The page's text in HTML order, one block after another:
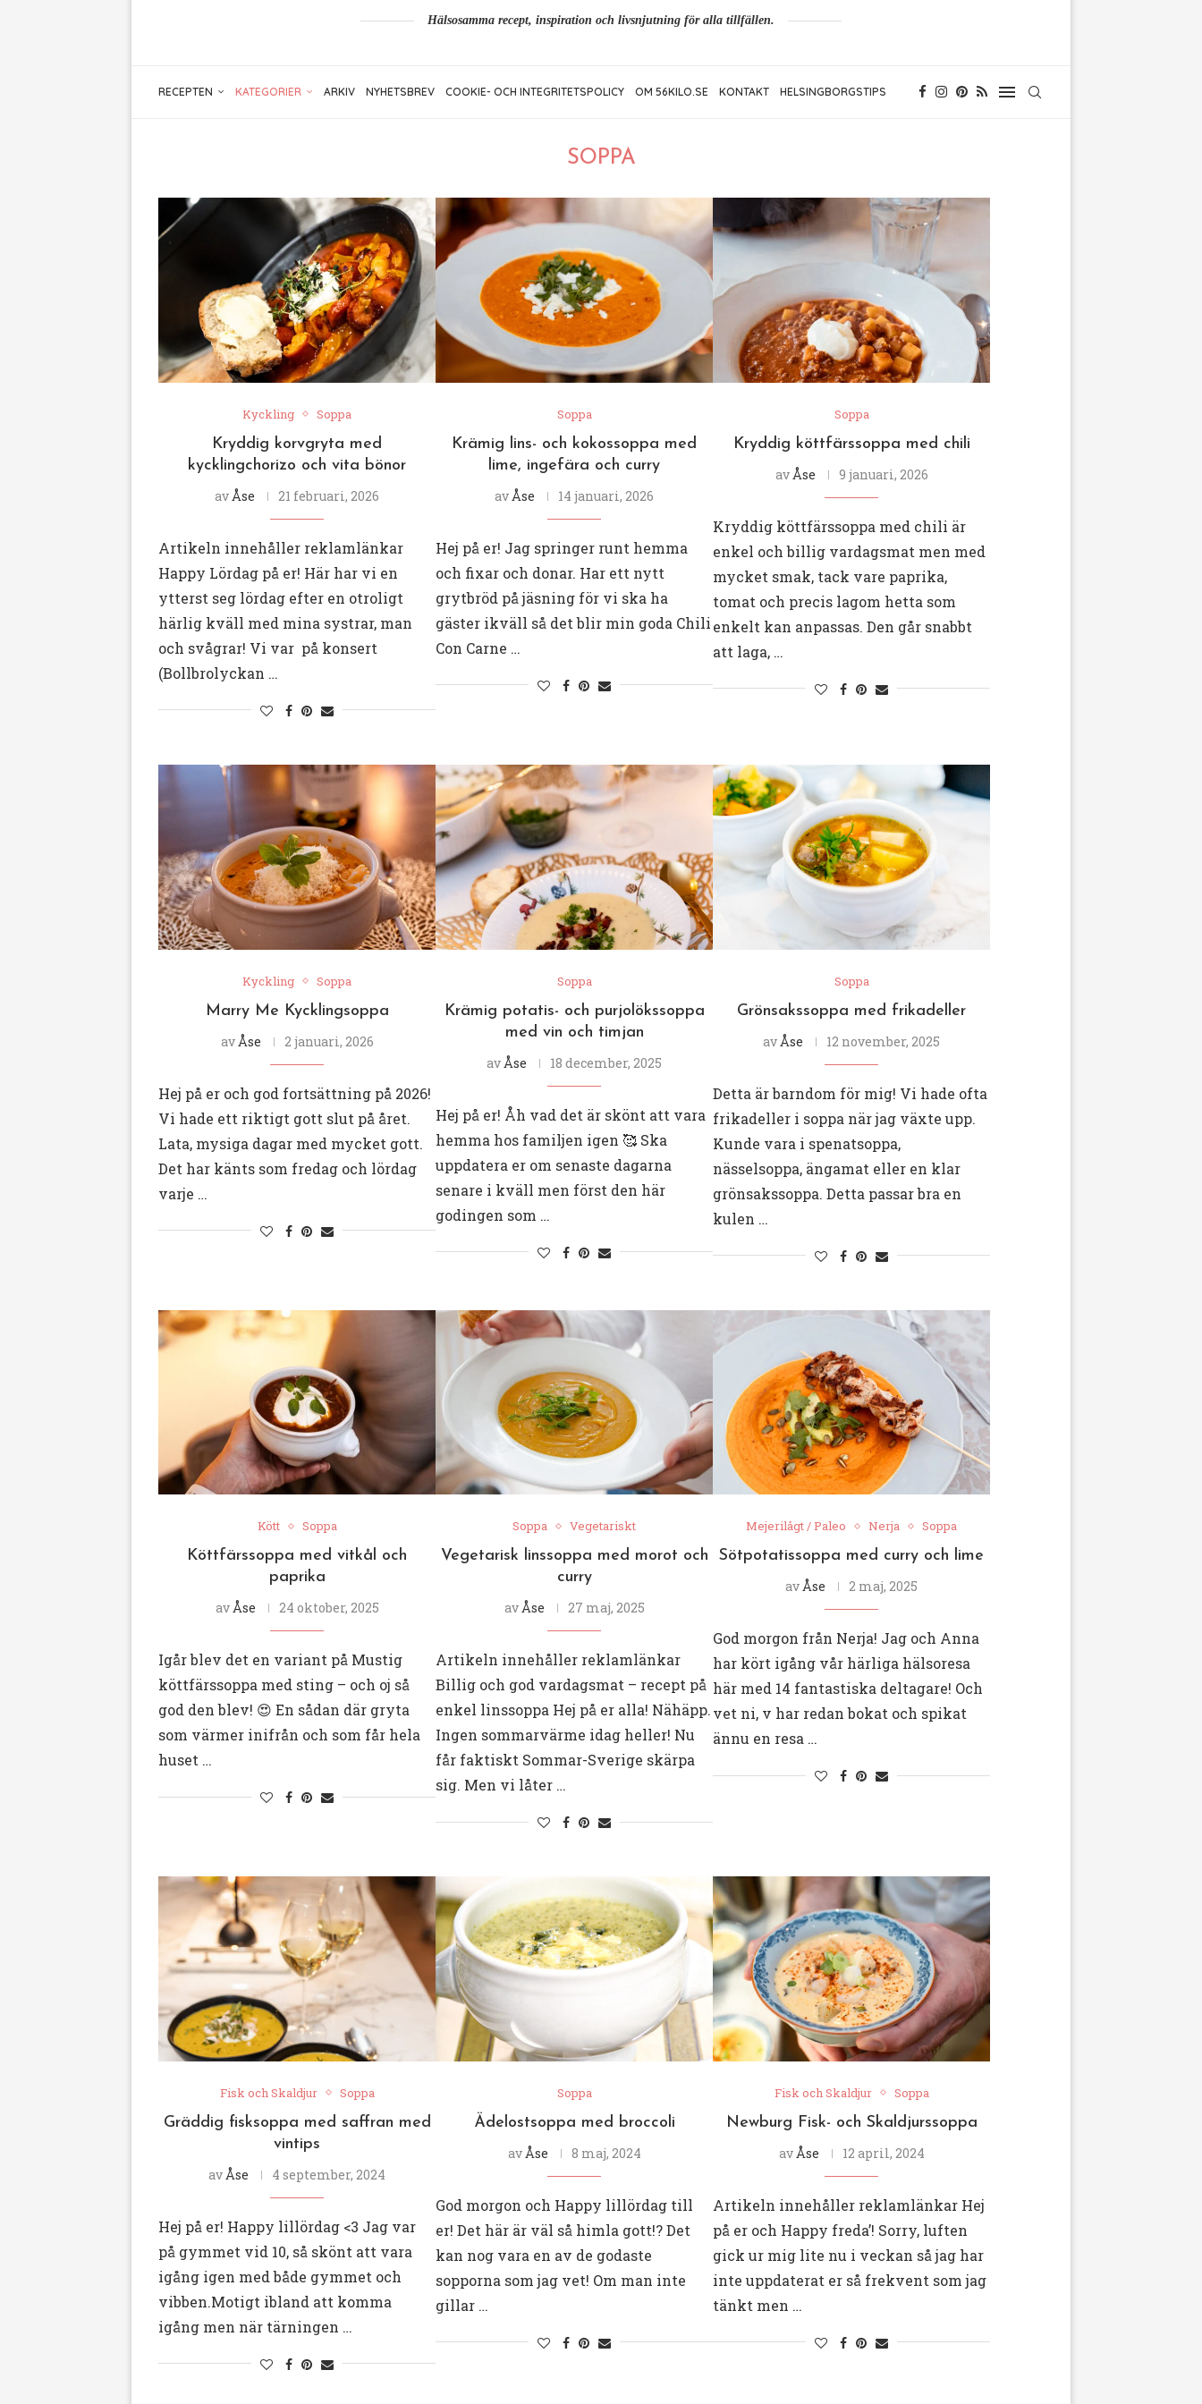
Hälsosamma recept, inspiration och livsnjutning för alla tillfällen.
RECEPTEN KATEGORIER ARKIV NYHETSBREV COOKIE- OCH INTEGRITETSPOLICY OM 56KILO.SE KONTAKT HELSINGBORGSTIPS
SOPPA
Kyckling Soppa
Kryddig korvgryta med
kycklingchorizo och vita bönor
avÅse 21 februari, 2026
Artikeln innehåller reklamlänkar
Happy Lördag på er! Här har vi en
ytterst seg lördag efter en otroligt
härlig kväll med mina systrar, man
och svågrar! Vi var på konsert
(Bollbrolyckan …
Soppa
Krämig lins- och kokossoppa med
lime, ingefära och curry
avÅse 14 januari, 2026
Hej på er! Jag springer runt hemma
och fixar och donar. Har ett nytt
grytbröd på jäsning för vi ska ha
gäster ikväll så det blir min goda Chili
Con Carne …
Soppa
Kryddig köttfärssoppa med chili
avÅse 9 januari, 2026
Kryddig köttfärssoppa med chili är
enkel och billig vardagsmat men med
mycket smak, tack vare paprika,
tomat och precis lagom hetta som
enkelt kan anpassas. Den går snabbt
att laga, …
Kyckling Soppa
Marry Me Kycklingsoppa
av Åse 2 januari, 2026
Hej på er och god fortsättning på 2026!
Vi hade ett riktigt gott slut på året.
Lata, mysiga dagar med mycket gott.
Det har känts som fredag och lördag
varje …
Soppa
Krämig potatis- och purjolökssoppa
med vin och timjan
av Åse 18 december, 2025
Hej på er! Åh vad det är skönt att vara
hemma hos familjen igen 🥰 Ska
uppdatera er om senaste dagarna
senare i kväll men först den här
godingen som …
Soppa
Grönsakssoppa med frikadeller
av Åse 12 november, 2025
Detta är barndom för mig! Vi hade ofta
frikadeller i soppa när jag växte upp.
Kunde vara i spenatsoppa,
nässelsoppa, ängamat eller en klar
grönsakssoppa. Detta passar bra en
kulen …
Kött Soppa
Köttfärssoppa med vitkål och
paprika
avÅse 24 oktober, 2025
Igår blev det en variant på Mustig
köttfärssoppa med sting – och oj så
god den blev! 😍 En sådan där gryta
som värmer inifrån och som får hela
huset …
Soppa Vegetariskt
Vegetarisk linssoppa med morot och
curry
avÅse 27 maj, 2025
Artikeln innehåller reklamlänkar
Billig och god vardagsmat – recept på
enkel linssoppa Hej på er alla! Nähäpp.
Ingen sommarvärme idag heller! Nu
får faktiskt Sommar-Sverige skärpa
sig. Men vi låter …
Mejerilågt / Paleo Nerja Soppa
Sötpotatissoppa med curry och lime
avÅse 2 maj, 2025
God morgon från Nerja! Jag och Anna
har kört igång vår härliga hälsoresa
här med 14 fantastiska deltagare! Och
vet ni, v har redan bokat och spikat
ännu en resa …
Fisk och Skaldjur Soppa
Gräddig fisksoppa med saffran med
vintips
avÅse 4 september, 2024
Hej på er! Happy lillördag <3 Jag var
på gymmet vid 10, så skönt att vara
igång igen med både gymmet och
vibben.Motigt ibland att komma
igång men när tärningen …
Soppa
Ädelostsoppa med broccoli
avÅse 8 maj, 2024
God morgon och Happy lillördag till
er! Det här är väl så himla gott!? Det
kan nog vara en av de godaste
sopporna som jag vet! Om man inte
gillar …
Fisk och Skaldjur Soppa
Newburg Fisk- och Skaldjurssoppa
avÅse 12 april, 2024
Artikeln innehåller reklamlänkar Hej
på er och Happy freda’! Sorry, luften
gick ur mig lite nu i veckan så jag har
inte uppdaterat er så frekvent som jag
tänkt men …